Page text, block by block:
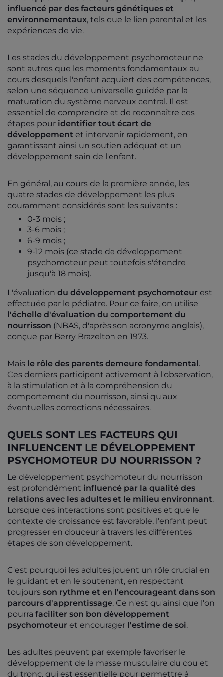
influencé par des facteurs génétiques et
environnementaux, tels que le lien parental et les
expériences de vie.
Les stades du développement psychomoteur ne
sont autres que les moments fondamentaux au
cours desquels l'enfant acquiert des compétences,
selon une séquence universelle guidée par la
maturation du système nerveux central. Il est
essentiel de comprendre et de reconnaître ces
étapes pour identifier tout écart de
développement et intervenir rapidement, en
garantissant ainsi un soutien adéquat et un
développement sain de l'enfant.
En général, au cours de la première année, les
quatre stades de développement les plus
couramment considérés sont les suivants :
0-3 mois ;
3-6 mois ;
6-9 mois ;
9-12 mois (ce stade de développement
psychomoteur peut toutefois s'étendre
jusqu'à 18 mois).
L'évaluation du développement psychomoteur est
effectuée par le pédiatre. Pour ce faire, on utilise
l'échelle d'évaluation du comportement du
nourrisson (NBAS, d'après son acronyme anglais),
conçue par Berry Brazelton en 1973.
Mais le rôle des parents demeure fondamental.
Ces derniers participent activement à l'observation,
à la stimulation et à la compréhension du
comportement du nourrisson, ainsi qu'aux
éventuelles corrections nécessaires.
QUELS SONT LES FACTEURS QUI
INFLUENCENT LE DÉVELOPPEMENT
PSYCHOMOTEUR DU NOURRISSON ?
Le développement psychomoteur du nourrisson
est profondément influencé par la qualité des
relations avec les adultes et le milieu environnant.
Lorsque ces interactions sont positives et que le
contexte de croissance est favorable, l'enfant peut
progresser en douceur à travers les différentes
étapes de son développement.
C'est pourquoi les adultes jouent un rôle crucial en
le guidant et en le soutenant, en respectant
toujours son rythme et en l'encourageant dans son
parcours d'apprentissage. Ce n'est qu'ainsi que l'on
pourra faciliter son bon développement
psychomoteur et encourager l'estime de soi.
Les adultes peuvent par exemple favoriser le
développement de la masse musculaire du cou et
du tronc, qui est essentielle pour permettre à